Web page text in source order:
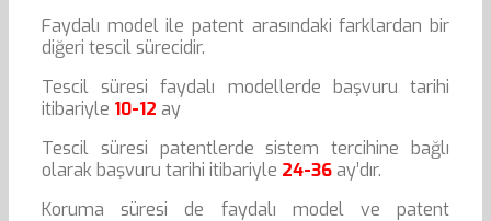
Faydalı model ile patent arasındaki farklardan bir
diğeri tescil sürecidir.
Tescil süresi faydalı modellerde başvuru tarihi
itibariyle 10-12 ay
Tescil süresi patentlerde sistem tercihine bağlı
olarak başvuru tarihi itibariyle 24-36ay’dır.
Koruma süresi de faydalı model ve patent